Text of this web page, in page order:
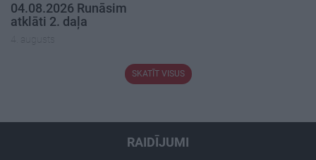
04.08.2026 Runāsim
atklāti 2. daļa
4. augusts
SKATĪT VISUS
RAIDĪJUMI